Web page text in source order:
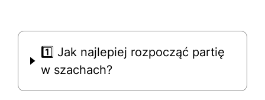
1️⃣ Jak najlepiej rozpocząć partię
w szachach?